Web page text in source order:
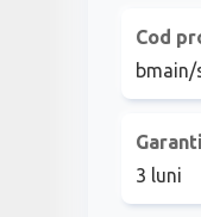
Cod
bmain/
3 luni